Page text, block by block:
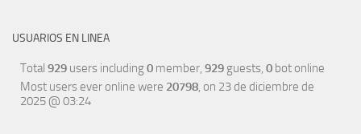
USUARIOS EN LINEA
Total 929 users including0 member, 929 guests, 0 bot online
Most users ever online were 20798, on 23 de diciembre de
2025 @ 03:24